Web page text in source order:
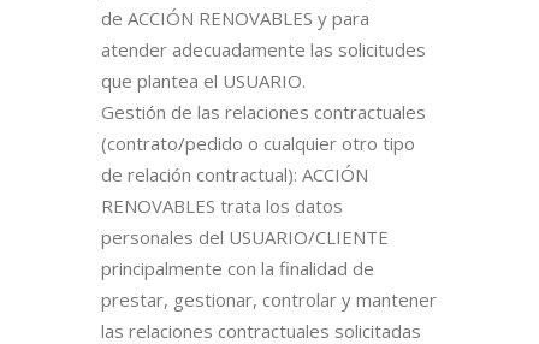
de ACCIÓN RENOVABLES y para
atender adecuadamente las solicitudes
que plantea el USUARIO.
Gestión de las relaciones contractuales
(contrato/pedido o cualquier otro tipo
de relación contractual): ACCIÓN
RENOVABLES trata los datos
personales del USUARIO/CLIENTE
principalmente con la finalidad de
prestar, gestionar, controlar y mantener
las relaciones contractuales solicitadas